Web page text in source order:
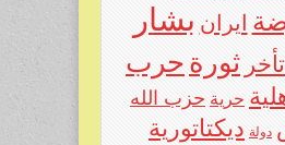
ايران بشار
تأخر ثورة حرب
حرية حزب الله
دولة ديكتاتورية